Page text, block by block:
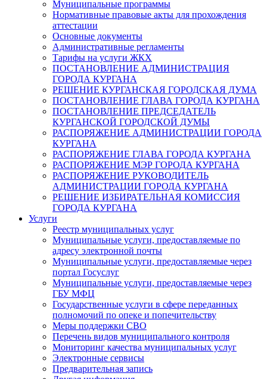
Муниципальные программы
Нормативные правовые акты для прохождения
аттестации
Основные документы
Административные регламенты
Тарифы на услуги ЖКХ
ПОСТАНОВЛЕНИЕ АДМИНИСТРАЦИЯ
ГОРОДА КУРГАНА
РЕШЕНИЕ КУРГАНСКАЯ ГОРОДСКАЯ ДУМА
ПОСТАНОВЛЕНИЕ ГЛАВА ГОРОДА КУРГАНА
ПОСТАНОВЛЕНИЕ ПРЕДСЕДАТЕЛЬ
КУРГАНСКОЙ ГОРОДСКОЙ ДУМЫ
РАСПОРЯЖЕНИЕ АДМИНИСТРАЦИИ ГОРОДА
КУРГАНА
РАСПОРЯЖЕНИЕ ГЛАВА ГОРОДА КУРГАНА
РАСПОРЯЖЕНИЕ МЭР ГОРОДА КУРГАНА
РАСПОРЯЖЕНИЕ РУКОВОДИТЕЛЬ
АДМИНИСТРАЦИИ ГОРОДА КУРГАНА
РЕШЕНИЕ ИЗБИРАТЕЛЬНАЯ КОМИССИЯ
ГОРОДА КУРГАНА
Услуги
Реестр муниципальных услуг
Муниципальные услуги, предоставляемые по
адресу электронной почты
Муниципальные услуги, предоставляемые через
портал Госуслуг
Муниципальные услуги, предоставляемые через
ГБУ МФЦ
Государственные услуги в сфере переданных
полномочий по опеке и попечительству
Меры поддержки СВО
Перечень видов муниципального контроля
Мониторинг качества муниципальных услуг
Электронные сервисы
Предварительная запись